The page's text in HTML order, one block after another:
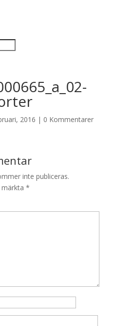
2016 | 0 Kommentarer
inte publiceras.
*